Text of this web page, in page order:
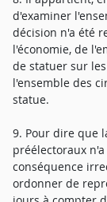
d'examiner
décision n'a été
l'économie, de
de statuer sur
l'ensemble des
statue.
9. Pour dire que
préélectoraux
conséquence
ordonner de